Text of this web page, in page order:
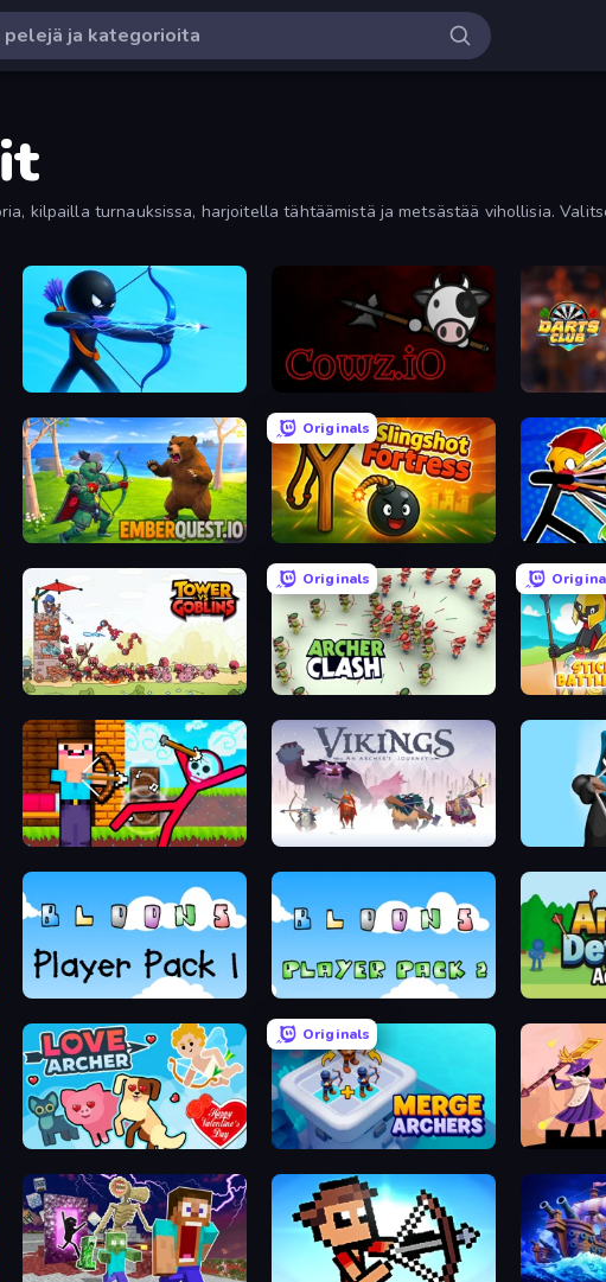
kilpailla turnauksissa, harjoitella tähtäämistä ja metsästää vihollisia.
Archers Random cowz.io Darts Club
EmberQuest.io
Originals
Slingshot Fortress Archer
Tower vs Goblins
Originals
Archer Clash Stick
Noob Archer vs Stickman Zombie Vikings: An Archer's Journey Wild
Bloons Player Pack 1 Bloons Player Pack 2 Archer
Love Archer
Originals
Merge Archers